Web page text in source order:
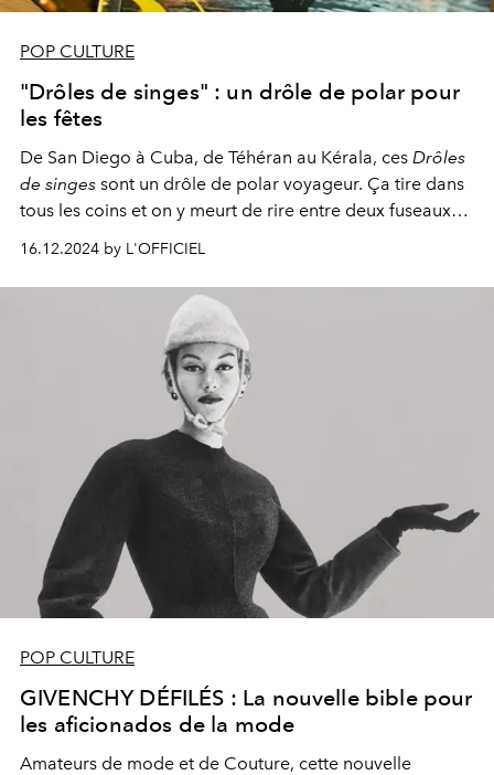
POP CULTURE
"Drôles de singes" : un drôle de polar pour
les fêtes
De San Diego à Cuba, de Téhéran au Kérala, ces Drôles
de singes sont un drôle de polar voyageur. Ça tire dans
tous les coins et on y meurt de rire entre deux fuseaux
horaires. Les stars y pullulent et ne sont pas toujours
fréquentables. Un polar à mettre sous le sapin, histoire
d’égayer un noël explosif.
16.12.2024 by L'OFFICIEL
POP CULTURE
GIVENCHY DÉFILÉS : La nouvelle bible pour
les aficionados de la mode
Amateurs de mode et de Couture, cette nouvelle